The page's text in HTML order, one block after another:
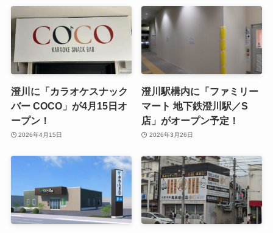
澄川に「カラオケスナック
バー COCO」が4月15日オ
ープン！
2026年4月15日
澄川駅構内に「ファミリー
マート 地下鉄澄川駅／S
店」がオープン予定！
2026年3月26日